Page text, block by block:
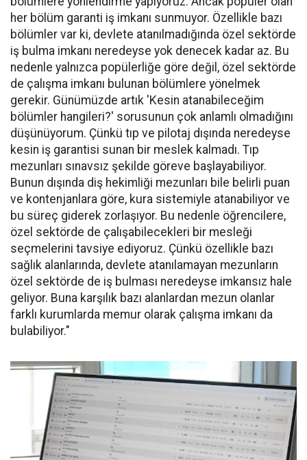
her bölüm garanti iş imkanı sunmuyor. Özellikle bazı
bölümler var ki, devlete atanılmadığında özel sektörde
iş bulma imkanı neredeyse yok denecek kadar az. Bu
nedenle yalnızca popülerliğe göre değil, özel sektörde
de çalışma imkanı bulunan bölümlere yönelmek
gerekir. Günümüzde artık 'Kesin atanabileceğim
bölümler hangileri?' sorusunun çok anlamlı olmadığını
düşünüyorum. Çünkü tıp ve pilotaj dışında neredeyse
kesin iş garantisi sunan bir meslek kalmadı. Tıp
mezunları sınavsız şekilde göreve başlayabiliyor.
Bunun dışında diş hekimliği mezunları bile belirli puan
ve kontenjanlara göre, kura sistemiyle atanabiliyor ve
bu süreç giderek zorlaşıyor. Bu nedenle öğrencilere,
özel sektörde de çalışabilecekleri bir mesleği
seçmelerini tavsiye ediyoruz. Çünkü özellikle bazı
sağlık alanlarında, devlete atanılamayan mezunların
özel sektörde de iş bulması neredeyse imkansız hale
geliyor. Buna karşılık bazı alanlardan mezun olanlar
farklı kurumlarda memur olarak çalışma imkanı da
bulabiliyor."